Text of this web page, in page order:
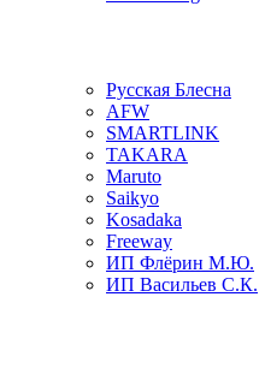
Русская Блесна
AFW
SMARTLINK
TAKARA
Maruto
Saikyo
Kosadaka
Freeway
ИП Флёрин М.Ю.
ИП Васильев С.К.